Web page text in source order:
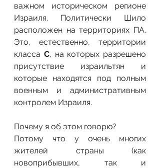
важном историческом регионе
Израиля. Политически Шило
расположен на территориях ПА.
Это, естественно, территории
класса С, на которых разрешено
присутствие израильтян и
которые находятся под полным
военным и административным
контролем Израиля.
Почему я об этом говорю?
Потому что у очень многих
жителей страны (как
новоприбывших, так и